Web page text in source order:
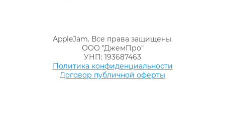
AppleJam. Все права защищены.
ООО "ДжемПро"
УНП: 193687463
Политика конфиденциальности
Договор публичной оферты